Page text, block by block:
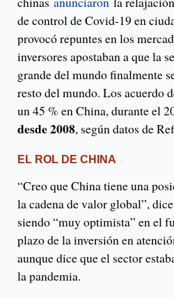
de control de Covid-19 en
provocó repuntes en los
inversores apostaban a que la
grande del mundo finalmente
resto del mundo. Los acuerdo
un 45 % en China, durante el
desde 2008, según datos de
EL ROL DE CHINA
“Creo que China tiene una
la cadena de valor global”,
siendo “muy optimista” en el
plazo de la inversión en
aunque dice que el sector
la pandemia.